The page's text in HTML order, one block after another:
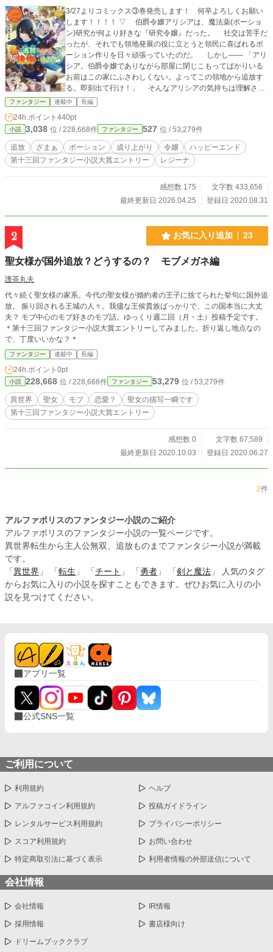
3/27よりコミックス③巻発売します！ 何卒よろしくお願い
します！！！！ ▽ 伯爵令嬢アリシアは、魔法薬(ポーショ
ン)研究が何より好きな『研究令嬢』だった。 社交は苦手だ
ったが、それでも領地発展の役に立とうと領民に喜ばれるポ
ーション作りを日々頑張っていたのだ。 しかし―― 「アリ
シア。伯爵令嬢でありながら部屋に閉じこもってばかりいる
お前はこの家にふさわしくない。よってこの領地から追放す
る。即刻出て行け！」 そんなアリシアの気持ちは理解され
ず、父親に領地を追い出されてしまう。 アリシアの父親は
知らなかったのだ。たった数年で大発展を遂げた彼の領地
は、すべてアリシアが大量生産していた数々のポーションの
お陰だったことを。 アリシアが【調合ＥＸ】――大陸全体
を見渡しても二人といない超レアスキルの持ち主だったこと
を。 追放されたアリシアは隣領に向かい、ポーション作り
の腕を活かして大金を稼いだり困っている人を助けたりと認
なくなった影響で次第に落ちぶれていくのだった。 ーーーー
9.8 多忙につき感想返信はランダムとさせていただきます。
ご了承いただければと……！ ※書籍化に伴う改稿により、ア
ら違和感があるかもしれませんが、「そういう世界線もあっ
ファンタジー 連載中 長編
24h.ポイント 440pt
小説 3,038 位 / 228,668件 ファンタジー 527 位 / 53,279件
追放 ざまぁ ポーション 成り上がり 令嬢
ハッピーエンド
第十三回ファンタジー小説大賞エントリー
レジーナ
感想数 175
文字数 433,656
最終更新日 2026.04.25
登録日 2020.08.31
2 お気に入り追加 23
聖女様が国外追放？どうするの？ モブメガネ編
護茶丸夫
代々続く聖女様の家系。今代の聖女様が婚約者の王子に捨てられた挙句に国外追
放。 振り回される王城の人々。我儘な王侯貴族ばっかりで、この国本当に大丈
夫？ モブ中心のモブ好きのモブ話。ゆっくり週二回（月・土）投稿予定です。
＊第十三回ファンタジー小説大賞エントリーしてみました。折り返し地点なの
で、丁度いいかな？＊
ファンタジー 連載中 長編
24h.ポイント 0pt
小説 228,668 位 / 228,668件 ファンタジー 53,279 位 / 53,279件
異世界 聖女 モブ 恋愛？
聖女の描写一瞬です
第十三回ファンタジー小説大賞エントリー
感想数 0
文字数 67,589
最終更新日 2020.10.03
登録日 2020.06.27
2件
アルファポリスのファンタジー小説のご紹介
アルファポリスのファンタジー小説の一覧ページです。
異世界転生から主人公無双、追放ものまでファンタジー小説が満載
です。
「 異世界 」 「 転生 」 「 チート 」 「 勇者 」 「 剣と魔法 」 人気のタグ
からお気に入りの小説を探すこともできます。ぜひお気に入りの小
説を見つけてください。
アプリ一覧
公式SNS一覧
ご利用について
利用規約 ヘルプ
アルファコイン利用規約 投稿ガイドライン
レンタルサービス利用規約 プライバシーポリシー
スコア利用規約 お問い合わせ
特定商取引法に基づく表示 利用者情報の外部送信について
会社情報
会社情報 IR情報
採用情報 書店様向け
ドリームブッククラブ